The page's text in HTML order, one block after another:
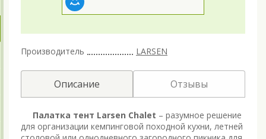
Производитель LARSEN
Описание Отзывы
Палатка тент Larsen Chalet – разумное решение
для организации кемпинговой походной кухни, летней